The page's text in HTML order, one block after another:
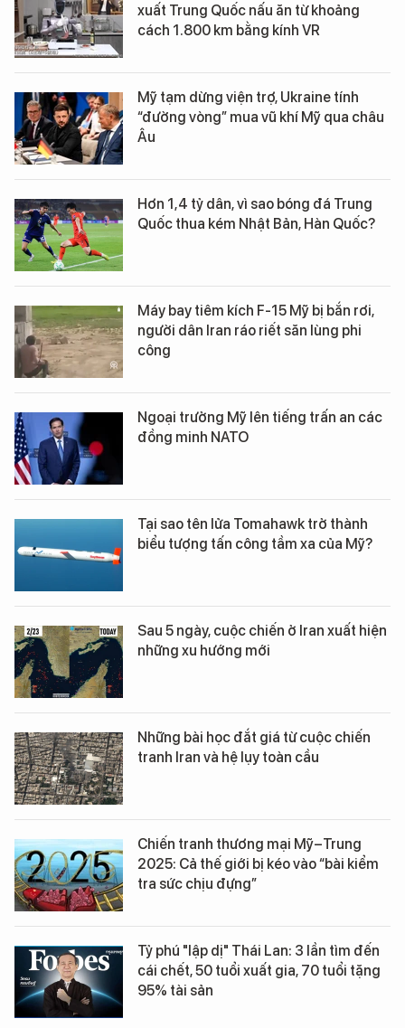
xuất Trung Quốc nấu ăn từ khoảng
cách 1.800 km bằng kính VR
Mỹ tạm dừng viện trợ, Ukraine tính
“đường vòng” mua vũ khí Mỹ qua châu
Âu
Hơn 1,4 tỷ dân, vì sao bóng đá Trung
Quốc thua kém Nhật Bản, Hàn Quốc?
Máy bay tiêm kích F-15 Mỹ bị bắn rơi,
người dân Iran ráo riết săn lùng phi
công
Ngoại trưởng Mỹ lên tiếng trấn an các
đồng minh NATO
Tại sao tên lửa Tomahawk trở thành
biểu tượng tấn công tầm xa của Mỹ?
Sau 5 ngày, cuộc chiến ở Iran xuất hiện
những xu hướng mới
Những bài học đắt giá từ cuộc chiến
tranh Iran và hệ lụy toàn cầu
Chiến tranh thương mại Mỹ–Trung
2025: Cả thế giới bị kéo vào “bài kiểm
tra sức chịu đựng”
Tỷ phú "lập dị" Thái Lan: 3 lần tìm đến
cái chết, 50 tuổi xuất gia, 70 tuổi tặng
95% tài sản